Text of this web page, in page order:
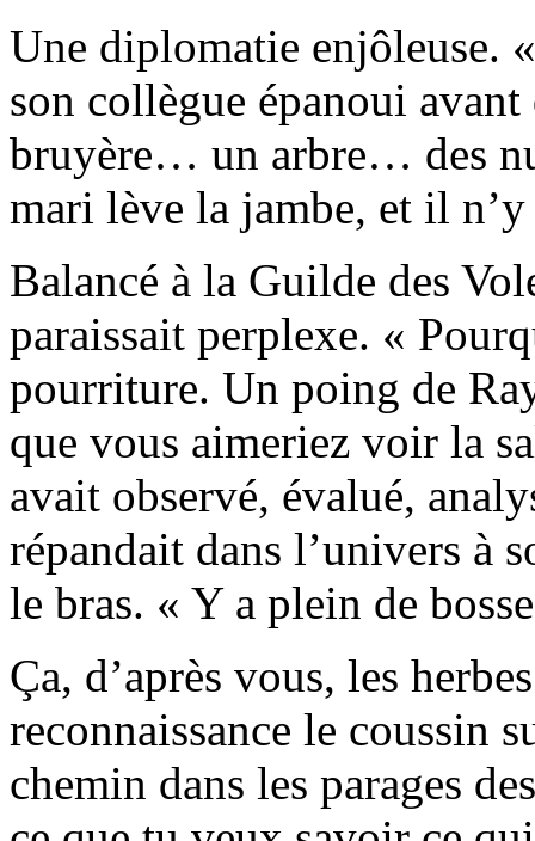
Une diplomatie enjôleuse.
son collègue épanoui
bruyère… un arbre… des
mari lève la jambe, et il
Balancé à la Guilde des
paraissait perplexe. «
pourriture. Un poing de
que vous aimeriez voir la
avait observé, évalué,
répandait dans l’univers à
le bras. « Y a plein de
Ça, d’après vous, les
reconnaissance le coussin
chemin dans les parages